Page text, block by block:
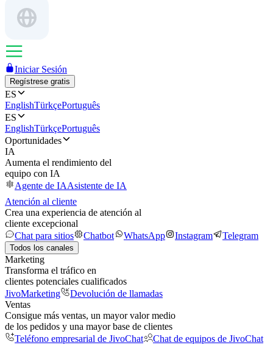
Iniciar Sesión
Regístrese gratis
ES
EnglishTürkçePortuguês
ES
EnglishTürkçePortuguês
Oportunidades
IA
Aumenta el rendimiento del
equipo con IA
Agente de IAAsistente de IA
Atención al cliente
Crea una experiencia de atención al
cliente excepcional
Chat para sitios
Chatbot WhatsApp Instagram Telegram
Todos los canales
Marketing
Transforma el tráfico en
clientes potenciales cualificados
JivoMarketing
Devolución de llamadas
Ventas
Consigue más ventas, un mayor valor medio
de los pedidos y una mayor base de clientes
Teléfono empresarial de JivoChat
Chat de equipos de JivoChat